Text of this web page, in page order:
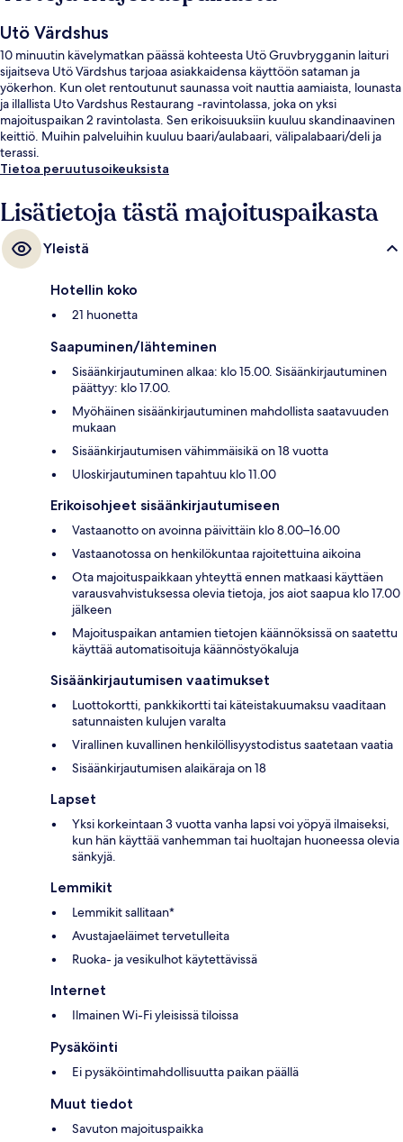
Utö Värdshus
10 minuutin kävelymatkan päässä kohteesta Utö Gruvbrygganin laituri
sijaitseva Utö Värdshus tarjoaa asiakkaidensa käyttöön sataman ja
yökerhon. Kun olet rentoutunut saunassa voit nauttia aamiaista, lounasta
ja illallista Uto Vardshus Restaurang -ravintolassa, joka on yksi
majoituspaikan 2 ravintolasta. Sen erikoisuuksiin kuuluu skandinaavinen
keittiö. Muihin palveluihin kuuluu baari/aulabaari, välipalabaari/deli ja
terassi.
Tietoa peruutusoikeuksista
Lisätietoja tästä majoituspaikasta
Yleistä
Hotellin koko
21 huonetta
Saapuminen/lähteminen
Sisäänkirjautuminen alkaa: klo 15.00. Sisäänkirjautuminen
päättyy: klo 17.00.
Myöhäinen sisäänkirjautuminen mahdollista saatavuuden
mukaan
Sisäänkirjautumisen vähimmäisikä on 18 vuotta
Uloskirjautuminen tapahtuu klo 11.00
Erikoisohjeet sisäänkirjautumiseen
Vastaanotto on avoinna päivittäin klo 8.00–16.00
Vastaanotossa on henkilökuntaa rajoitettuina aikoina
Ota majoituspaikkaan yhteyttä ennen matkaasi käyttäen
varausvahvistuksessa olevia tietoja, jos aiot saapua klo 17.00
jälkeen
Majoituspaikan antamien tietojen käännöksissä on saatettu
käyttää automatisoituja käännöstyökaluja
Sisäänkirjautumisen vaatimukset
Luottokortti, pankkikortti tai käteistakuumaksu vaaditaan
satunnaisten kulujen varalta
Virallinen kuvallinen henkilöllisyystodistus saatetaan vaatia
Sisäänkirjautumisen alaikäraja on 18
Lapset
Yksi korkeintaan 3 vuotta vanha lapsi voi yöpyä ilmaiseksi,
kun hän käyttää vanhemman tai huoltajan huoneessa olevia
sänkyjä.
Lemmikit
Lemmikit sallitaan*
Avustajaeläimet tervetulleita
Ruoka- ja vesikulhot käytettävissä
Internet
Ilmainen Wi-Fi yleisissä tiloissa
Pysäköinti
Ei pysäköintimahdollisuutta paikan päällä
Muut tiedot
Savuton majoituspaikka